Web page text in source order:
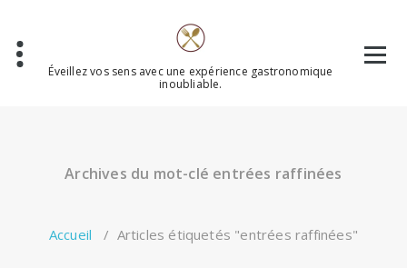
contenu
Éveillez vos sens avec une expérience gastronomique
inoubliable.
Archives du mot-clé entrées raffinées
Accueil / Articles étiquetés "entrées raffinées"